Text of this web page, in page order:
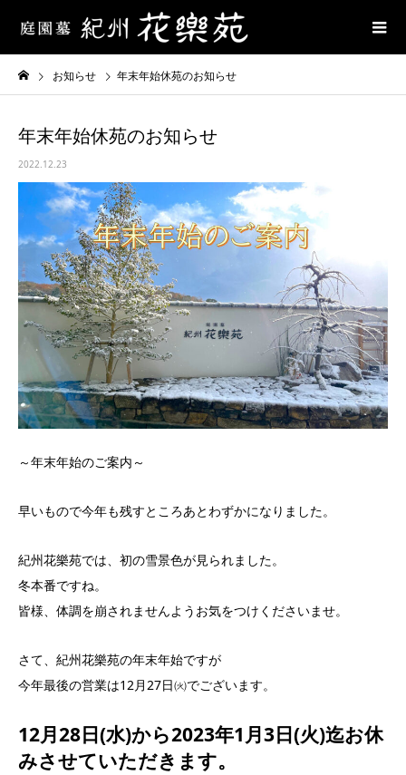
お知らせ 年末年始休苑のお知らせ
年末年始休苑のお知らせ
2022.12.23
～年末年始のご案内～
早いもので今年も残すところあとわずかになりました。
紀州花樂苑では、初の雪景色が見られました。
冬本番ですね。
皆様、体調を崩されませんようお気をつけくださいませ。
さて、紀州花樂苑の年末年始ですが
今年最後の営業は12月27日㈫でございます。
12月28日(水)から2023年1月3日(火)迄お休
みさせていただきます。